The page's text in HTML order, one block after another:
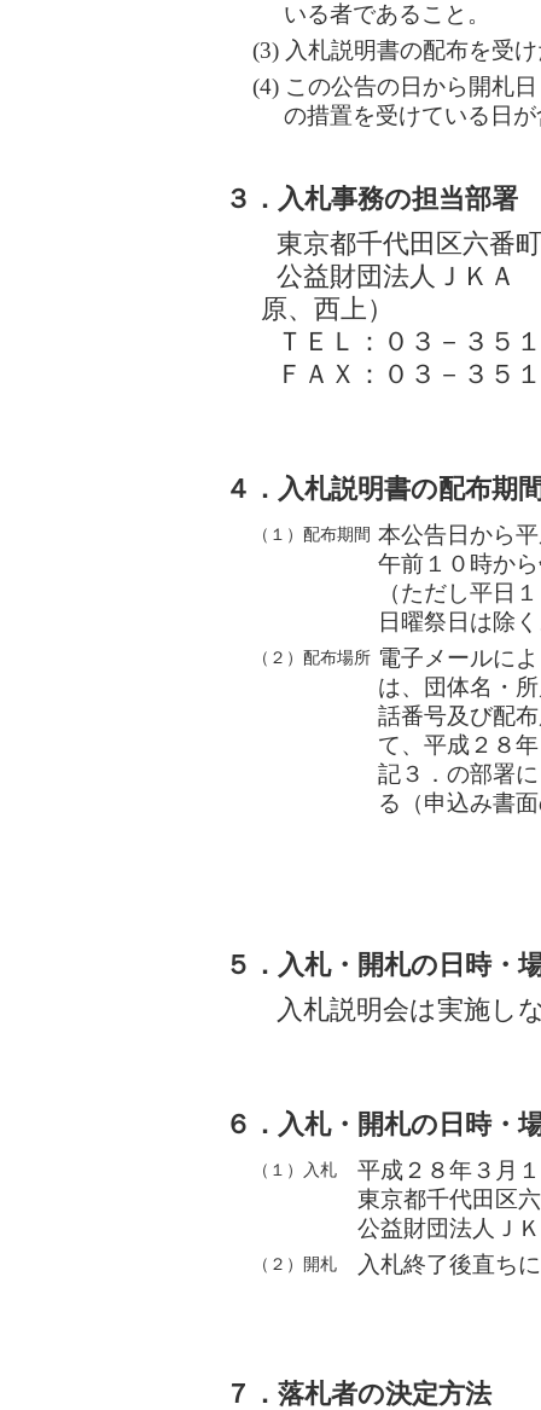
いる者であること。
(3) 入札説明書の配布を受
(4) この公告の日から開札
の措置を受けている日
３．入札事務の担当部署
東京都千代田区六番
公益財団法人ＪＫ
原、西上）
ＴＥＬ：０３－３５
ＦＡＸ：０３－３５
４．入札説明書の配布期
（１）配布期間 本公告日から
午前１０時か
（ただし平日
日曜祭日は除
（２）配布場所 電子メールに
は、団体名・
話番号及び配
て、平成２８
記３．の部署
る（申込み書
５．入札・開札の日時・
入札説明会は実施し
６．入札・開札の日時・
（１）入札
平成２８年３月
東京都千代田区
公益財団法人Ｊ
（２）開札 入札終了後直ち
７．落札者の決定方法